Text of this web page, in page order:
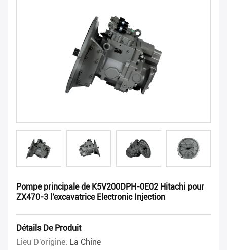
Pompe principale de K5V200DPH-0E02 Hitachi pour
ZX470-3 l'excavatrice Electronic Injection
Détails De Produit
Lieu D'origine: La Chine